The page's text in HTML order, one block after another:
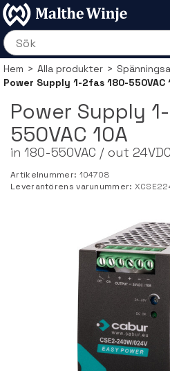
Hem>Alla produkter>
Power Supply 1-2fas 180-550VAC
Power Supply
550VAC 10A
in 180-550VAC / out
Artikelnummer: 104708
Leverantörens varunummer: